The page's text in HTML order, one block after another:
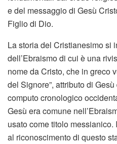
e del messaggio di Gesù
Figlio di Dio.
La storia del Cristianesimo si
dell’Ebraismo di cui è una
nome da Cristo, che in greco
del Signore”, attributo di
computo cronologico
Gesù era comune
usato come titolo
al riconoscimento di questo